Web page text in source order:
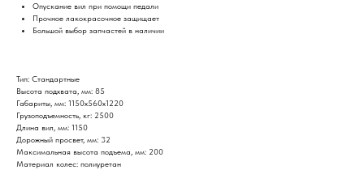
Опускание вил при помощи педали
Прочное лакокрасочное защищает
Большой выбор запчастей в наличии
Тип: Стандартные
Высота подхвата, мм: 85
Габариты, мм: 1150х560х1220
Грузоподъемность, кг: 2500
Длина вил, мм: 1150
Дорожный просвет, мм: 32
Максимальная высота подъема, мм: 200
Материал колес: полиуретан